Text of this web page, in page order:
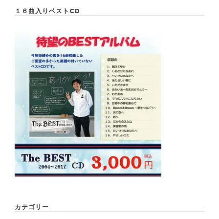
１６曲入りベストCD
カテゴリー